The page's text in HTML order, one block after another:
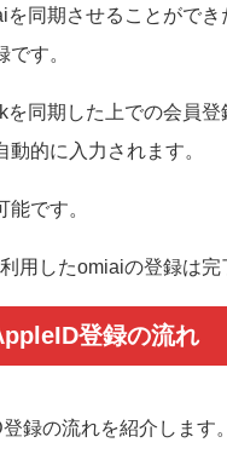
を同期させることがで
です。
を同期した上での会員登
動的に入力されます。
能です。
用したomiaiの登録は完
登録の流れ
録の流れを紹介します。